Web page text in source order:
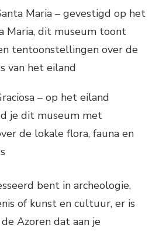
Maria – gevestigd op het
Maria, dit museum toont
tentoonstellingen over de
van het eiland
– op het eiland
je dit museum met
de lokale flora, fauna en
bent in archeologie,
of kunst en cultuur, er is
Azoren dat aan je